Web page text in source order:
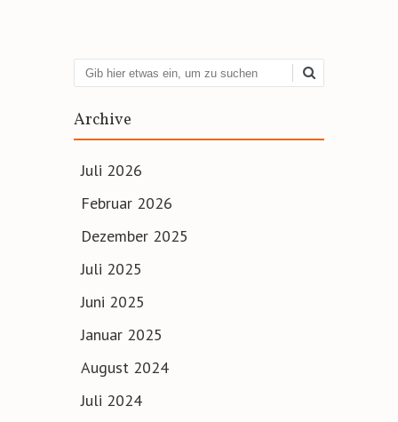
Suchen
Archive
Juli 2026
Februar 2026
Dezember 2025
Juli 2025
Juni 2025
Januar 2025
August 2024
Juli 2024